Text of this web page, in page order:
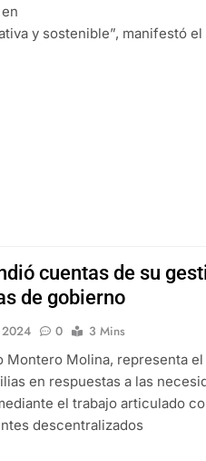
y sostenible”, manifestó el
cuentas de su
de gobierno
0
3 Mins
Montero Molina, representa el
en respuestas a las
el trabajo articulado
descentralizados